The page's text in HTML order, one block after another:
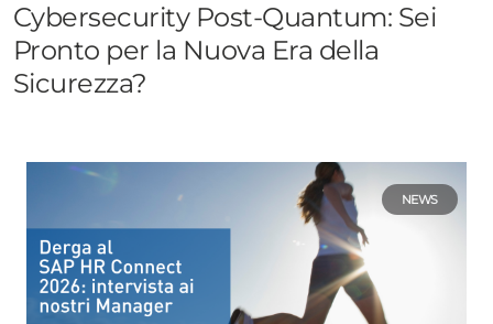
Cybersecurity Post-Quantum: Sei
Pronto per la Nuova Era della
Sicurezza?
NEWS